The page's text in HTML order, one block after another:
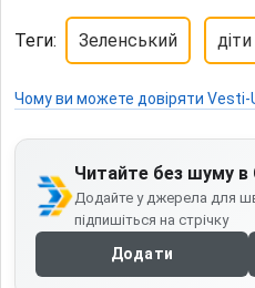
Теги: Зеленський діти
Чому ви можете довіряти Vesti-
Читайте без шуму в
Додайте у джерела для
підпишіться на стрічку
Додати